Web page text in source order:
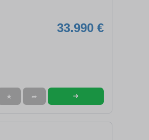
33.990 €
★ ➦ ➜